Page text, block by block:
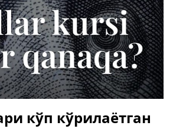
кўп кўрилаётган